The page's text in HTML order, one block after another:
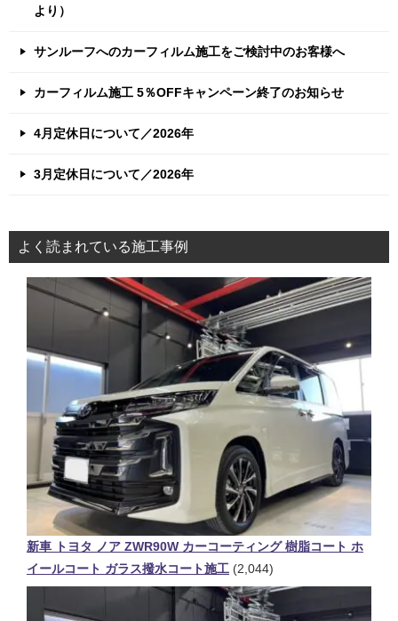
より）
サンルーフへのカーフィルム施工をご検討中のお客様へ
カーフィルム施工 5％OFFキャンペーン終了のお知らせ
4月定休日について／2026年
3月定休日について／2026年
よく読まれている施工事例
新車 トヨタ ノア ZWR90W カーコーティング 樹脂コート ホ
イールコート ガラス撥水コート施工 (2,044)